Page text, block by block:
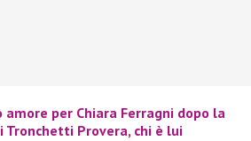
amore per Chiara Ferragni dopo la
Tronchetti Provera, chi è lui